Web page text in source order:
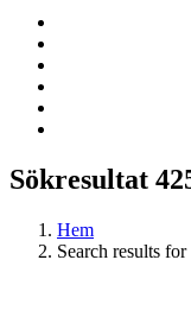
Sökresultat
Hem
Search results